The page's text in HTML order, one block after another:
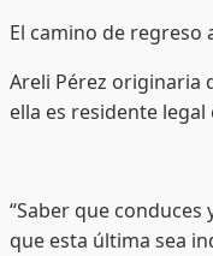
El camino de regreso
Areli Pérez originaria
ella es residente
“Saber que
que esta última sea